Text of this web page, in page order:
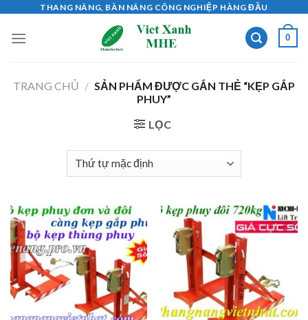
content
THANG NÂNG, BÀN NÂNG CÔNG NGHIỆP HÀNG ĐẦU
0
TRANG CHỦ / SẢN PHẨM ĐƯỢC GẮN THẺ “KẸP GẮP
PHUY”
LỌC